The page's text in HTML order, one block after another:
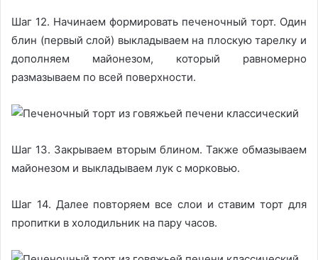
Шаг 12. Начинаем формировать печеночный торт. Один
блин (первый слой) выкладываем на плоскую тарелку и
дополняем майонезом, который равномерно
размазываем по всей поверхности.
Шаг 13. Закрываем вторым блином. Также обмазываем
майонезом и выкладываем лук с морковью.
Шаг 14. Далее повторяем все слои и ставим торт для
пропитки в холодильник на пару часов.